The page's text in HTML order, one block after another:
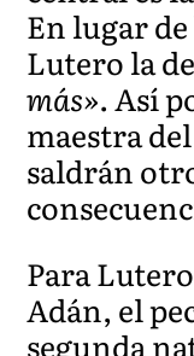
En lugar
Lutero la
más». Así
maestra
saldrán
Para
Adán, el
segunda